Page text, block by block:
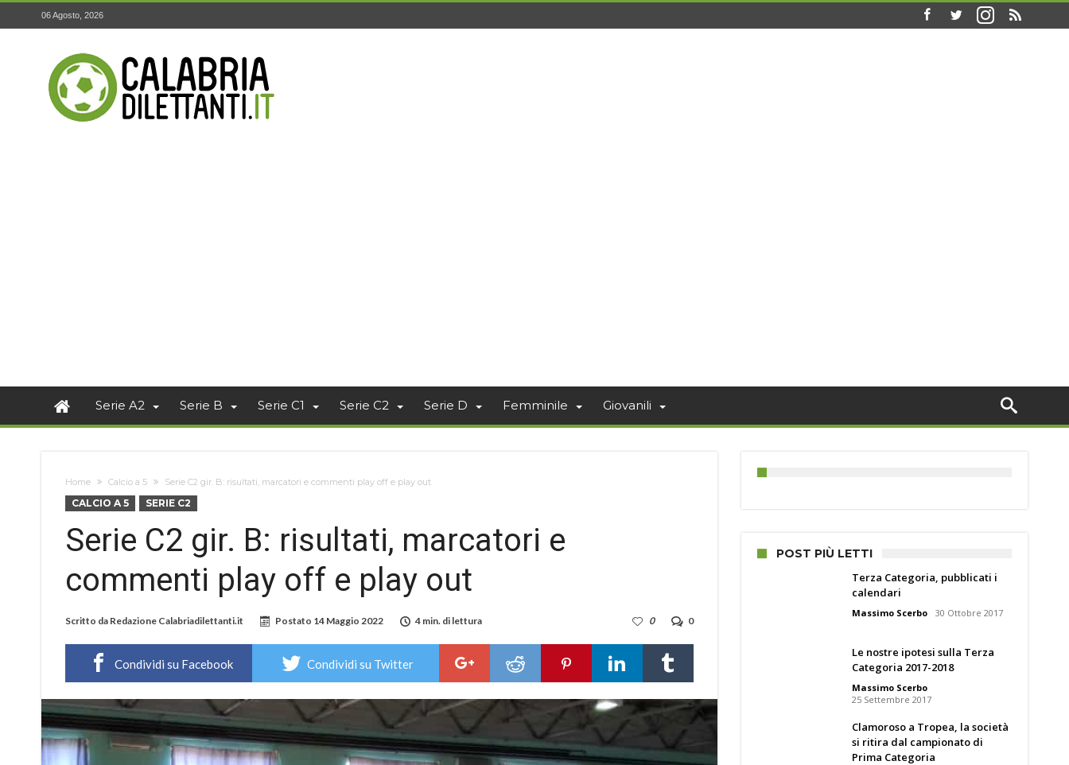
06 Agosto, 2026
Serie A2 Serie B Serie C1 Serie C2 Serie D Femminile Giovanili
Home Calcio a 5 Serie C2 gir. B: risultati, marcatori e commenti play off e play out
CALCIO A 5 SERIE C2
Serie C2 gir. B: risultati, marcatori e
commenti play off e play out
Scritto da Redazione Calabriadilettanti.it Postato 14 Maggio 2022 4 min. di lettura 0
0
Condividi su Facebook Condividi su Twitter
POST PIÙ LETTI
Terza Categoria, pubblicati i
calendari
Massimo Scerbo 30 Ottobre 2017
Le nostre ipotesi sulla Terza
Categoria 2017-2018
Massimo Scerbo
25 Settembre 2017
Clamoroso a Tropea, la società
si ritira dal campionato di
Prima Categoria